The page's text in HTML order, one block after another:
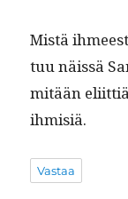
Mis­tä
tuu näis­sä
mitään
ihmisiä.
Vastaa